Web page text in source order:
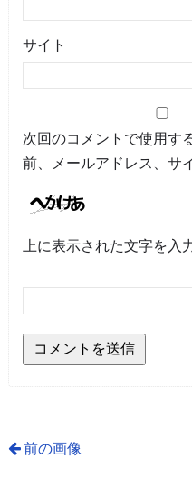
サイト
次回のコメントで使用す
前、メールアドレス、サ
上に表示された文字を入
前の画像